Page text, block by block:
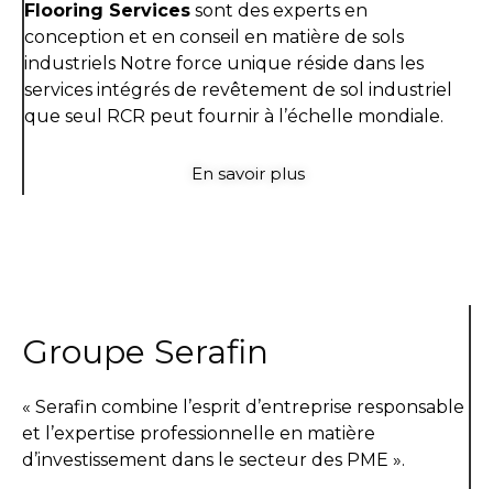
Flooring Services sont des experts en
conception et en conseil en matière de sols
industriels Notre force unique réside dans les
services intégrés de revêtement de sol industriel
que seul RCR peut fournir à l’échelle mondiale.
En savoir plus
Groupe Serafin
« Serafin combine l’esprit d’entreprise responsable
et l’expertise professionnelle en matière
d’investissement dans le secteur des PME ».